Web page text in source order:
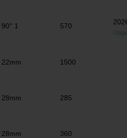
90° 1 570
I
22mm 1500
28mm 285
28mm 360